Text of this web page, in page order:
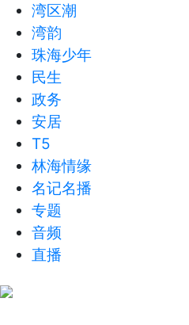
湾区潮
湾韵
珠海少年
民生
政务
安居
T5
林海情缘
名记名播
专题
音频
直播